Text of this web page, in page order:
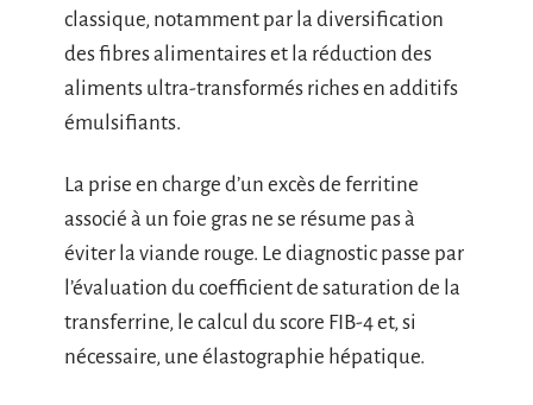
classique, notamment par la diversification
des fibres alimentaires et la réduction des
aliments ultra-transformés riches en additifs
émulsifiants.
La prise en charge d’un excès de ferritine
associé à un foie gras ne se résume pas à
éviter la viande rouge. Le diagnostic passe par
l’évaluation du coefficient de saturation de la
transferrine, le calcul du score FIB-4 et, si
nécessaire, une élastographie hépatique.